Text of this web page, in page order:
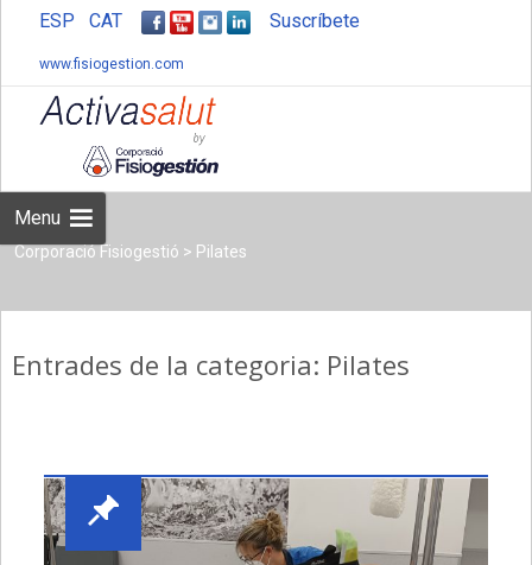
ESP CAT Suscríbete
www.fisiogestion.com
Menu
Corporació Fisiogestió > Pilates
Entrades de la categoria: Pilates